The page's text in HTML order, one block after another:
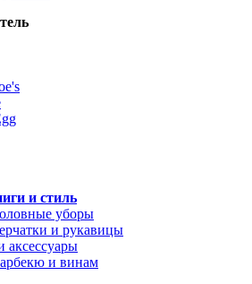
и стиль
уборы
и рукавицы
аксессуары
и винам